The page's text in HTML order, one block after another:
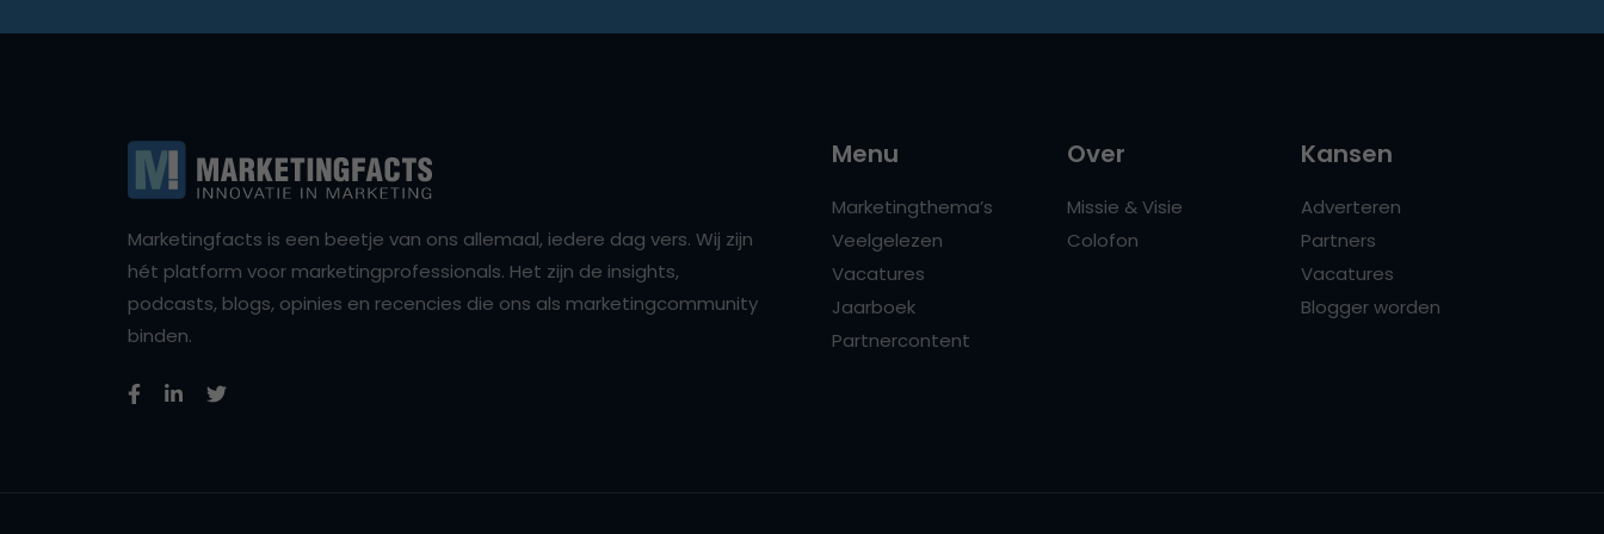
Marketingfacts is een beetje van ons allemaal, iedere dag vers. Wij zijn
hét platform voor marketingprofessionals. Het zijn de insights,
podcasts, blogs, opinies en recencies die ons als marketingcommunity
binden.
Menu
Marketingthema’s
Veelgelezen
Vacatures
Jaarboek
Partnercontent
Over
Missie & Visie
Colofon
Kansen
Adverteren
Partners
Vacatures
Blogger worden